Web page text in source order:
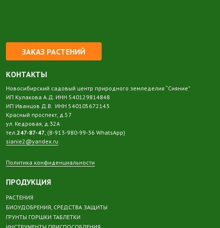
ЗАКАЗ РАСТЕНИЙ
КОНТАКТЫ
Новосибирский садовый центр природного земледелия “Сияние”
ИП Кулакова А.Д. ИНН 540129814848
ИП Иванцов Д.В. ИНН 540105672143
Красный проспект, д.57
ул. Кедровая, д.32А
тел.247-87-47, (8-913-980-99-36 WhatsApp)
sianie2@yandex.ru
Политика конфиденциальности
ПРОДУКЦИЯ
РАСТЕНИЯ
БИОУДОБРЕНИЯ, СРЕДСТВА ЗАЩИТЫ
ГРУНТЫ ГОРШКИ ТАБЛЕТКИ